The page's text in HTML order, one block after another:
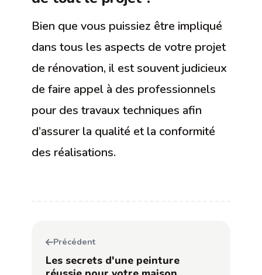
Bien que vous puissiez être impliqué
dans tous les aspects de votre projet
de rénovation, il est souvent judicieux
de faire appel à des professionnels
pour des travaux techniques afin
d’assurer la qualité et la conformité
des réalisations.
Précédent
Les secrets d'une peinture